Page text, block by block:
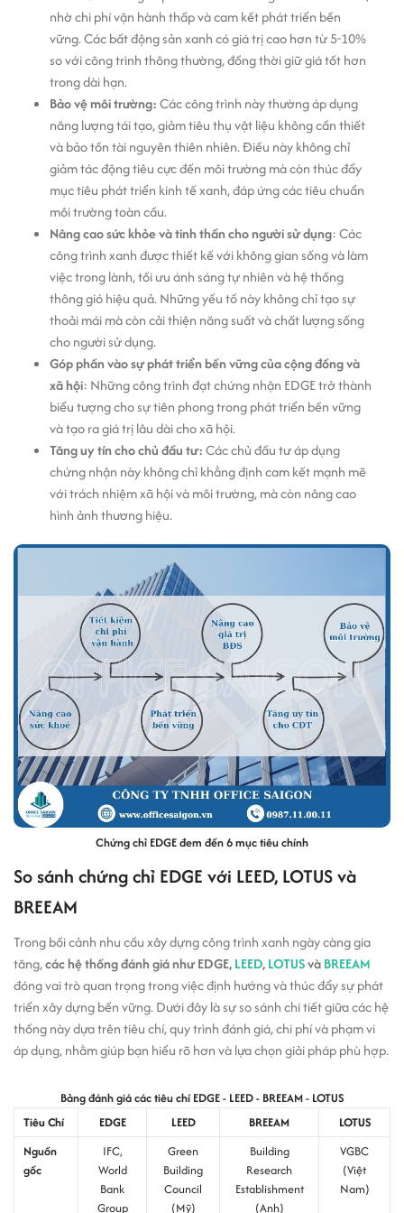
nhờ chi phí vận hành thấp và cam kết phát triển bền
vững. Các bất động sản xanh có giá trị cao hơn từ 5-10%
so với công trình thông thường, đồng thời giữ giá tốt hơn
trong dài hạn.
Bảo vệ môi trường:Các công trình này thường áp dụng
năng lượng tái tạo, giảm tiêu thụ vật liệu không cần thiết
và bảo tồn tài nguyên thiên nhiên. Điều này không chỉ
giảm tác động tiêu cực đến môi trường mà còn thúc đẩy
mục tiêu phát triển kinh tế xanh, đáp ứng các tiêu chuẩn
môi trường toàn cầu.
Nâng cao sức khỏe và tinh thần cho người sử dụng: Các
công trình xanh được thiết kế với không gian sống và làm
việc trong lành, tối ưu ánh sáng tự nhiên và hệ thống
thông gió hiệu quả. Những yếu tố này không chỉ tạo sự
thoải mái mà còn cải thiện năng suất và chất lượng sống
cho người sử dụng.
Góp phần vào sự phát triển bền vững của cộng đồng và
xã hội: Những công trình đạt chứng nhận EDGE trở thành
biểu tượng cho sự tiên phong trong phát triển bền vững
và tạo ra giá trị lâu dài cho xã hội.
Tăng uy tín cho chủ đầu tư:Các chủ đầu tư áp dụng
chứng nhận này không chỉ khẳng định cam kết mạnh mẽ
với trách nhiệm xã hội và môi trường, mà còn nâng cao
hình ảnh thương hiệu.
Chứng chỉ EDGE đem đến 6 mục tiêu chính
So sánh chứng chỉ EDGE với LEED, LOTUS và
BREEAM
Trong bối cảnh nhu cầu xây dựng công trình xanh ngày càng gia
tăng,các hệ thống đánh giá như EDGE,LEED,LOTUSvàBREEAM
đóng vai trò quan trọng trong việc định hướng và thúc đẩy sự phát
triển xây dựng bền vững. Dưới đây là sự so sánh chi tiết giữa các hệ
thống này dựa trên tiêu chí, quy trình đánh giá, chi phí và phạm vi
áp dụng, nhằm giúp bạn hiểu rõ hơn và lựa chọn giải pháp phù hợp.
Bảng đánh giá các tiêu chí EDGE - LEED - BREEAM - LOTUS
Tiêu Chí
EDGE LEED BREEAM
LOTUS
Nguồn
gốc
IFC,
World
Bank
Group
Green
Building
Council
(Mỹ)
Building
Research
Establishment
(Anh)
VGBC
(Việt
Nam)